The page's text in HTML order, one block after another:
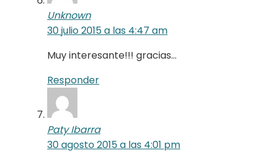
Unknown
30 julio 2015 a las 4:47 am
Muy interesante!!! gracias…
Responder
Paty Ibarra
30 agosto 2015 a las 4:01 pm